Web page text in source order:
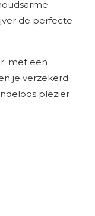
de perfecte
met een
je verzekerd
plezier